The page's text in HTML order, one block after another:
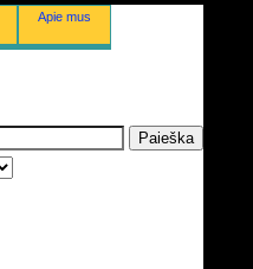
Apie mus